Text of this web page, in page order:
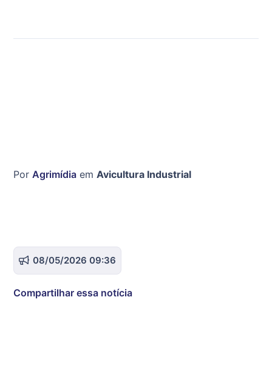
Por Agrimídia em Avicultura Industrial
08/05/2026 09:36
Compartilhar essa notícia